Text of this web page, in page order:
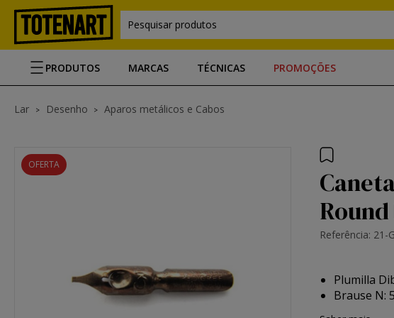
Pesquisar produtos
PRODUTOS MARCAS TÉCNICAS PROMOÇÕES
Lar Desenho Aparos metálicos e Cabos
OFERTA
Referência: 21-
Plumilla
Brause N: